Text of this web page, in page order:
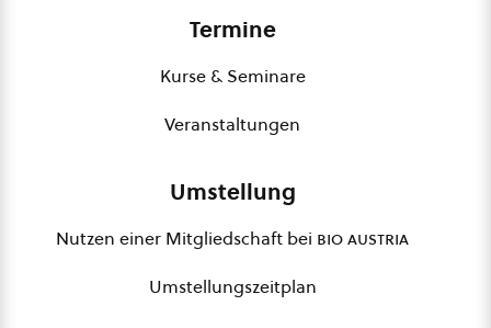
Termine
Kurse & Seminare
Veranstaltungen
Umstellung
Nutzen einer Mitgliedschaft bei bio austria
Umstellungszeitplan